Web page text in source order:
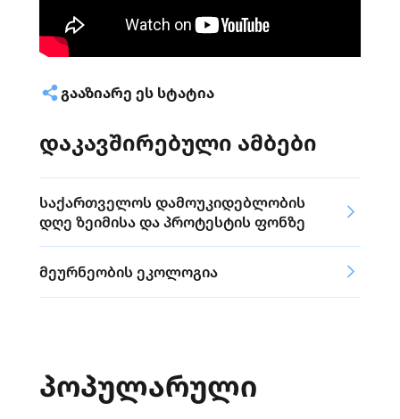
ᲒᲐᲐᲖᲘᲐᲠᲔ ᲔᲡ ᲡᲢᲐᲢᲘᲐ
დაკავშირებული ამბები
საქართველოს დამოუკიდებლობის
დღე ზეიმისა და პროტესტის ფონზე
მეურნეობის ეკოლოგია
ᲞᲝᲞᲣᲚᲐᲠᲣᲚᲘ